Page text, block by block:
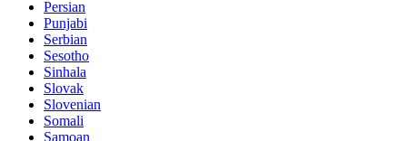
Persian
Punjabi
Serbian
Sesotho
Sinhala
Slovak
Slovenian
Somali
Samoan